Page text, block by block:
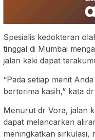
Spesialis kedokteran
tinggal di Mumbai
jalan kaki dapat
“Pada setiap menit
berterima kasih,” kata
Menurut dr Vora, jalan
dapat melancarkan
meningkatkan sirkulasi,